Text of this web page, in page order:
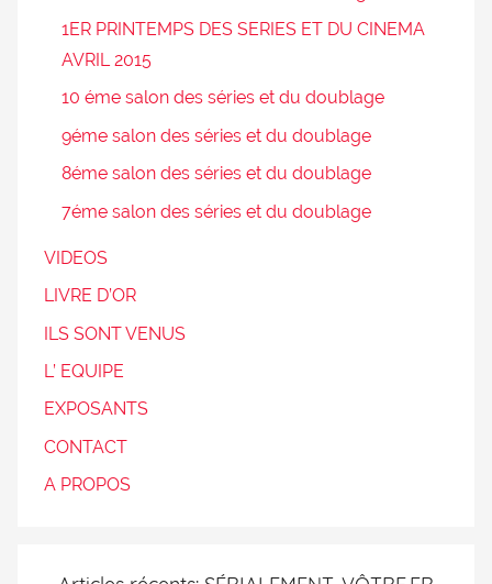
1ER PRINTEMPS DES SERIES ET DU CINEMA
AVRIL 2015
10 éme salon des séries et du doublage
9éme salon des séries et du doublage
8éme salon des séries et du doublage
7éme salon des séries et du doublage
VIDEOS
LIVRE D’OR
ILS SONT VENUS
L’ EQUIPE
EXPOSANTS
CONTACT
A PROPOS